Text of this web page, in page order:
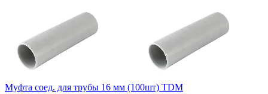
Муфта соед. для трубы 16 мм (100шт) TDM